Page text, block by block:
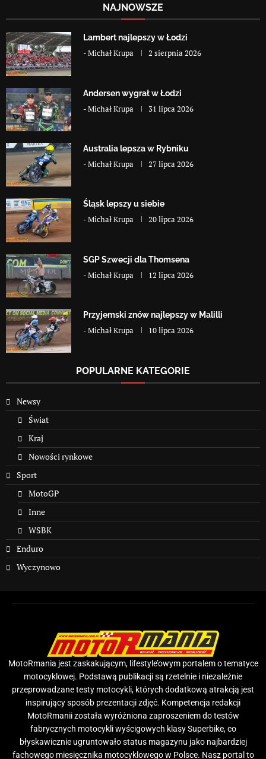
NAJNOWSZE
Lambert najlepszy w Łodzi
-Michał Krupa 2 sierpnia 2026
Andersen wygrał w Łodzi
-Michał Krupa 31 lipca 2026
Australia lepsza w Rybniku
-Michał Krupa 27 lipca 2026
Śląsk lepszy u siebie
-Michał Krupa 20 lipca 2026
SGP Szwecji dla Thomsena
-Michał Krupa 12 lipca 2026
Przyjemski znów najlepszy w Malilli
-Michał Krupa 10 lipca 2026
POPULARNE KATEGORIE
Newsy
Świat
Kraj
Nowości rynkowe
Sport
MotoGP
Inne
WSBK
Enduro
Wyczynowo
MotoRmania jest zaskakującym, lifestyle’owym portalem o tematyce
motocyklowej. Podstawą publikacji są rzetelnie i niezależnie
przeprowadzane testy motocykli, których dodatkową atrakcją jest
inspirujący sposób prezentacji zdjęć. Kompetencja redakcji
MotoRmanii została wyróżniona zaproszeniem do testów
fabrycznych motocykli wyścigowych klasy Superbike, co
błyskawicznie ugruntowało status magazynu jako najbardziej
fachowego miesięcznika motocyklowego w Polsce. Nasz portal to